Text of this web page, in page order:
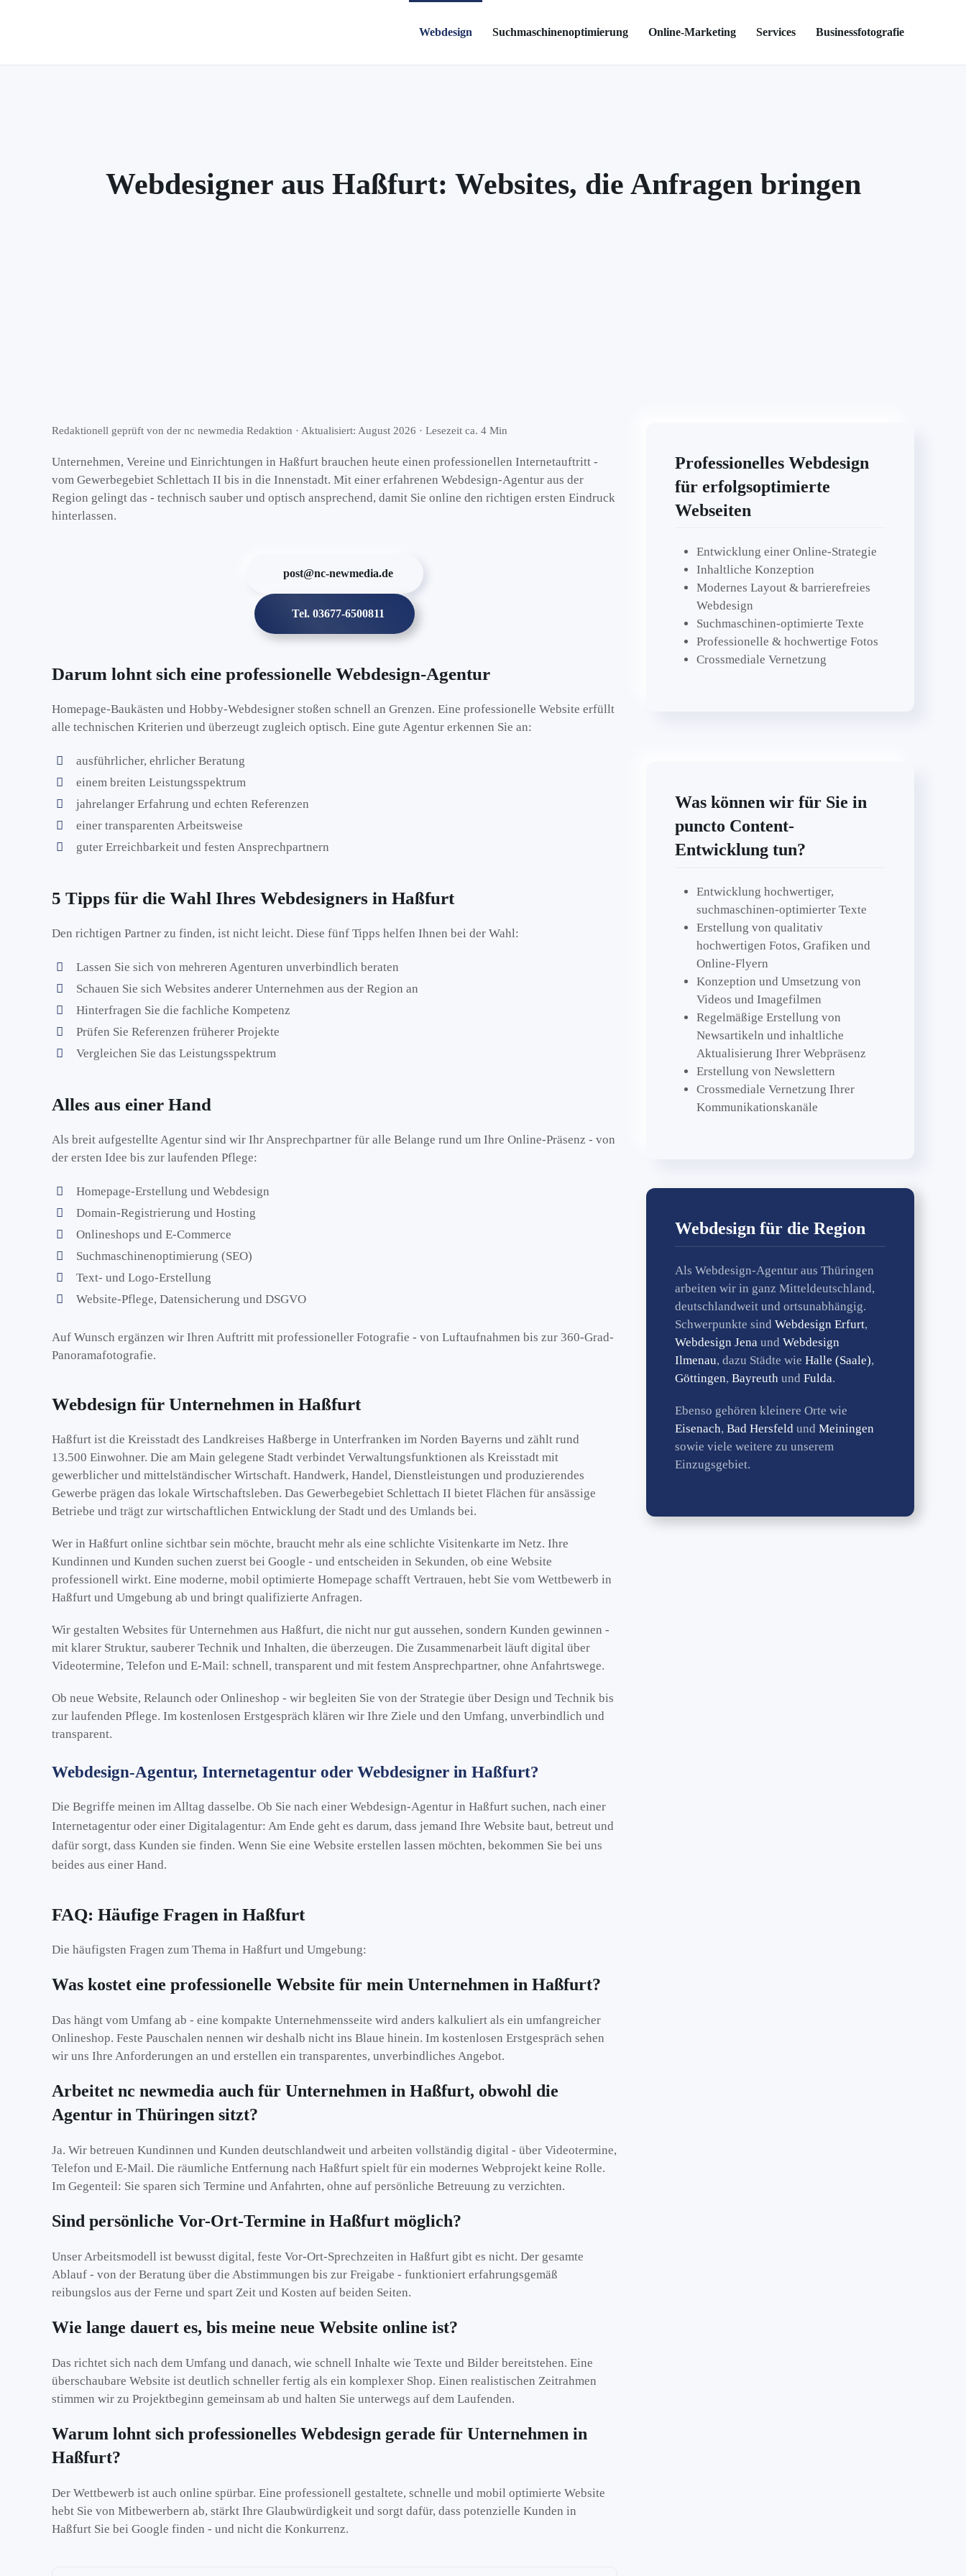
Webdesign Suchmaschinenoptimierung Online-Marketing Services Businessfotografie
Webdesigner aus Haßfurt: Websites, die Anfragen bringen
Redaktionell geprüft von der nc newmedia Redaktion · Aktualisiert: August 2026 · Lesezeit ca. 4 Min
Unternehmen, Vereine und Einrichtungen in Haßfurt brauchen heute einen professionellen Internetauftritt -
vom Gewerbegebiet Schlettach II bis in die Innenstadt. Mit einer erfahrenen Webdesign-Agentur aus der
Region gelingt das - technisch sauber und optisch ansprechend, damit Sie online den richtigen ersten Eindruck
hinterlassen.
post@nc-newmedia.de
Tel. 03677-6500811
Darum lohnt sich eine professionelle Webdesign-Agentur
Homepage-Baukästen und Hobby-Webdesigner stoßen schnell an Grenzen. Eine professionelle Website erfüllt
alle technischen Kriterien und überzeugt zugleich optisch. Eine gute Agentur erkennen Sie an:
ausführlicher, ehrlicher Beratung
einem breiten Leistungsspektrum
jahrelanger Erfahrung und echten Referenzen
einer transparenten Arbeitsweise
guter Erreichbarkeit und festen Ansprechpartnern
5 Tipps für die Wahl Ihres Webdesigners in Haßfurt
Den richtigen Partner zu finden, ist nicht leicht. Diese fünf Tipps helfen Ihnen bei der Wahl:
Lassen Sie sich von mehreren Agenturen unverbindlich beraten
Schauen Sie sich Websites anderer Unternehmen aus der Region an
Hinterfragen Sie die fachliche Kompetenz
Prüfen Sie Referenzen früherer Projekte
Vergleichen Sie das Leistungsspektrum
Alles aus einer Hand
Als breit aufgestellte Agentur sind wir Ihr Ansprechpartner für alle Belange rund um Ihre Online-Präsenz - von
der ersten Idee bis zur laufenden Pflege:
Homepage-Erstellung und Webdesign
Domain-Registrierung und Hosting
Onlineshops und E-Commerce
Suchmaschinenoptimierung (SEO)
Text- und Logo-Erstellung
Website-Pflege, Datensicherung und DSGVO
Auf Wunsch ergänzen wir Ihren Auftritt mit professioneller Fotografie - von Luftaufnahmen bis zur 360-Grad-
Panoramafotografie.
Webdesign für Unternehmen in Haßfurt
Haßfurt ist die Kreisstadt des Landkreises Haßberge in Unterfranken im Norden Bayerns und zählt rund
13.500 Einwohner. Die am Main gelegene Stadt verbindet Verwaltungsfunktionen als Kreisstadt mit
gewerblicher und mittelständischer Wirtschaft. Handwerk, Handel, Dienstleistungen und produzierendes
Gewerbe prägen das lokale Wirtschaftsleben. Das Gewerbegebiet Schlettach II bietet Flächen für ansässige
Betriebe und trägt zur wirtschaftlichen Entwicklung der Stadt und des Umlands bei.
Wer in Haßfurt online sichtbar sein möchte, braucht mehr als eine schlichte Visitenkarte im Netz. Ihre
Kundinnen und Kunden suchen zuerst bei Google - und entscheiden in Sekunden, ob eine Website
professionell wirkt. Eine moderne, mobil optimierte Homepage schafft Vertrauen, hebt Sie vom Wettbewerb in
Haßfurt und Umgebung ab und bringt qualifizierte Anfragen.
Wir gestalten Websites für Unternehmen aus Haßfurt, die nicht nur gut aussehen, sondern Kunden gewinnen -
mit klarer Struktur, sauberer Technik und Inhalten, die überzeugen. Die Zusammenarbeit läuft digital über
Videotermine, Telefon und E-Mail: schnell, transparent und mit festem Ansprechpartner, ohne Anfahrtswege.
Ob neue Website, Relaunch oder Onlineshop - wir begleiten Sie von der Strategie über Design und Technik bis
zur laufenden Pflege. Im kostenlosen Erstgespräch klären wir Ihre Ziele und den Umfang, unverbindlich und
transparent.
Webdesign-Agentur, Internetagentur oder Webdesigner in Haßfurt?
Die Begriffe meinen im Alltag dasselbe. Ob Sie nach einer Webdesign-Agentur in Haßfurt suchen, nach einer
Internetagentur oder einer Digitalagentur: Am Ende geht es darum, dass jemand Ihre Website baut, betreut und
dafür sorgt, dass Kunden sie finden. Wenn Sie eine Website erstellen lassen möchten, bekommen Sie bei uns
beides aus einer Hand.
FAQ: Häufige Fragen in Haßfurt
Die häufigsten Fragen zum Thema in Haßfurt und Umgebung:
Was kostet eine professionelle Website für mein Unternehmen in Haßfurt?
Das hängt vom Umfang ab - eine kompakte Unternehmensseite wird anders kalkuliert als ein umfangreicher
Onlineshop. Feste Pauschalen nennen wir deshalb nicht ins Blaue hinein. Im kostenlosen Erstgespräch sehen
wir uns Ihre Anforderungen an und erstellen ein transparentes, unverbindliches Angebot.
Arbeitet nc newmedia auch für Unternehmen in Haßfurt, obwohl die
Agentur in Thüringen sitzt?
Ja. Wir betreuen Kundinnen und Kunden deutschlandweit und arbeiten vollständig digital - über Videotermine,
Telefon und E-Mail. Die räumliche Entfernung nach Haßfurt spielt für ein modernes Webprojekt keine Rolle.
Im Gegenteil: Sie sparen sich Termine und Anfahrten, ohne auf persönliche Betreuung zu verzichten.
Sind persönliche Vor-Ort-Termine in Haßfurt möglich?
Unser Arbeitsmodell ist bewusst digital, feste Vor-Ort-Sprechzeiten in Haßfurt gibt es nicht. Der gesamte
Ablauf - von der Beratung über die Abstimmungen bis zur Freigabe - funktioniert erfahrungsgemäß
reibungslos aus der Ferne und spart Zeit und Kosten auf beiden Seiten.
Wie lange dauert es, bis meine neue Website online ist?
Das richtet sich nach dem Umfang und danach, wie schnell Inhalte wie Texte und Bilder bereitstehen. Eine
überschaubare Website ist deutlich schneller fertig als ein komplexer Shop. Einen realistischen Zeitrahmen
stimmen wir zu Projektbeginn gemeinsam ab und halten Sie unterwegs auf dem Laufenden.
Warum lohnt sich professionelles Webdesign gerade für Unternehmen in
Haßfurt?
Der Wettbewerb ist auch online spürbar. Eine professionell gestaltete, schnelle und mobil optimierte Website
hebt Sie von Mitbewerbern ab, stärkt Ihre Glaubwürdigkeit und sorgt dafür, dass potenzielle Kunden in
Haßfurt Sie bei Google finden - und nicht die Konkurrenz.
Professionelles Webdesign
für erfolgsoptimierte
Webseiten
Entwicklung einer Online-Strategie
Inhaltliche Konzeption
Modernes Layout & barrierefreies
Webdesign
Suchmaschinen-optimierte Texte
Professionelle & hochwertige Fotos
Crossmediale Vernetzung
Was können wir für Sie in
puncto Content-
Entwicklung tun?
Entwicklung hochwertiger,
suchmaschinen-optimierter Texte
Erstellung von qualitativ
hochwertigen Fotos, Grafiken und
Online-Flyern
Konzeption und Umsetzung von
Videos und Imagefilmen
Regelmäßige Erstellung von
Newsartikeln und inhaltliche
Aktualisierung Ihrer Webpräsenz
Erstellung von Newslettern
Crossmediale Vernetzung Ihrer
Kommunikationskanäle
Webdesign für die Region
Als Webdesign-Agentur aus Thüringen
arbeiten wir in ganz Mitteldeutschland,
deutschlandweit und ortsunabhängig.
Schwerpunkte sind Webdesign Erfurt,
Webdesign Jenaund Webdesign
Ilmenau, dazu Städte wie Halle (Saale),
Göttingen, Bayreuthund Fulda.
Ebenso gehören kleinere Orte wie
Eisenach, Bad Hersfeldund Meiningen
sowie viele weitere zu unserem
Einzugsgebiet.